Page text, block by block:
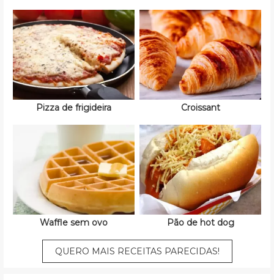
Pizza de frigideira Croissant
Waffle sem ovo Pão de hot dog
QUERO MAIS RECEITAS PARECIDAS!